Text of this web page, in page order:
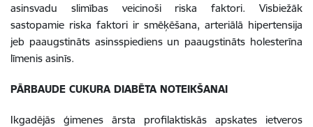
asinsvadu slimības veicinoši riska faktori. Visbiežāk
sastopamie riska faktori ir smēķēšana, arteriālā hipertensija
jeb paaugstināts asinsspiediens un paaugstināts holesterīna
līmenis asinīs.
PĀRBAUDE CUKURA DIABĒTA NOTEIKŠANAI
Ikgadējās ģimenes ārsta profilaktiskās apskates ietveros